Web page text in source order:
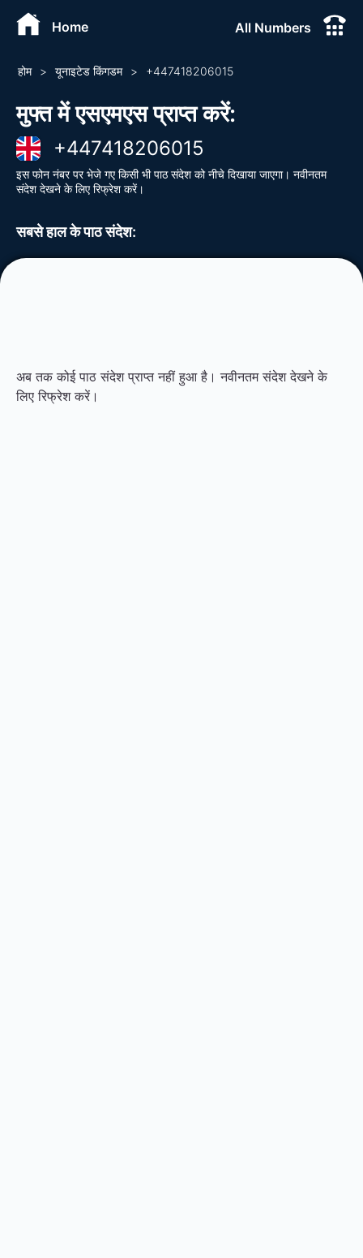
Home All Numbers
होम > यूनाइटेड किंगडम > +447418206015
मुफ्त में एसएमएस प्राप्त करें:
+447418206015
इस फोन नंबर पर भेजे गए किसी भी पाठ संदेश को नीचे दिखाया जाएगा। नवीनतम
संदेश देखने के लिए रिफ्रेश करें।
सबसे हाल के पाठ संदेश:
अब तक कोई पाठ संदेश प्राप्त नहीं हुआ है। नवीनतम संदेश देखने के
लिए रिफ्रेश करें।